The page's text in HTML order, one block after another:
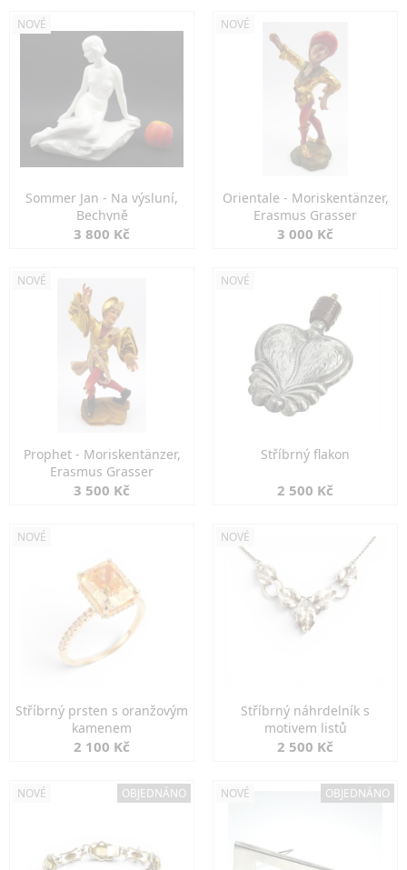
NOVÉ
Sommer Jan - Na výsluní,
Bechyně
3 800 Kč
NOVÉ
Orientale - Moriskentänzer,
Erasmus Grasser
3 000 Kč
NOVÉ
Prophet - Moriskentänzer,
Erasmus Grasser
3 500 Kč
NOVÉ
Stříbrný flakon
2 500 Kč
NOVÉ
Stříbrný prsten s oranžovým
kamenem
2 100 Kč
NOVÉ
Stříbrný náhrdelník s
motivem listů
2 500 Kč
NOVÉ OBJEDNÁNO NOVÉ OBJEDNÁNO